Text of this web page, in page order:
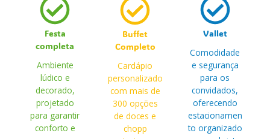
Festa
completa
Ambiente
lúdico e
decorado,
projetado
para garantir
conforto e
Buffet
Completo
Cardápio
personalizado
com mais de
300 opções
de doces e
chopp
Vallet
Comodidade
e segurança
para os
convidados,
oferecendo
estacionamen
to organizado